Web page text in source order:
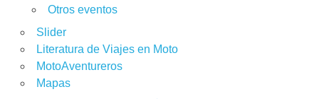
Otros eventos
Slider
Literatura de Viajes en Moto
MotoAventureros
Mapas